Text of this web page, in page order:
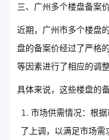
三、广州多个楼盘备案
近期，广州市多个楼盘
盘的备案价经过了严格
等因素进行了相应的调整
具体来说，这些楼盘的
市场供需情况：根
了上调，以满足市场